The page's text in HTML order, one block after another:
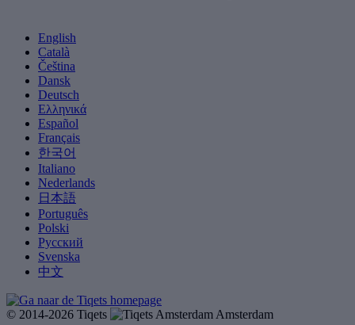
English
Català
Čeština
Dansk
Deutsch
Ελληνικά
Español
Français
한국어
Italiano
Nederlands
日本語
Português
Polski
Русский
Svenska
中文
© 2014-2026 Tiqets
Amsterdam